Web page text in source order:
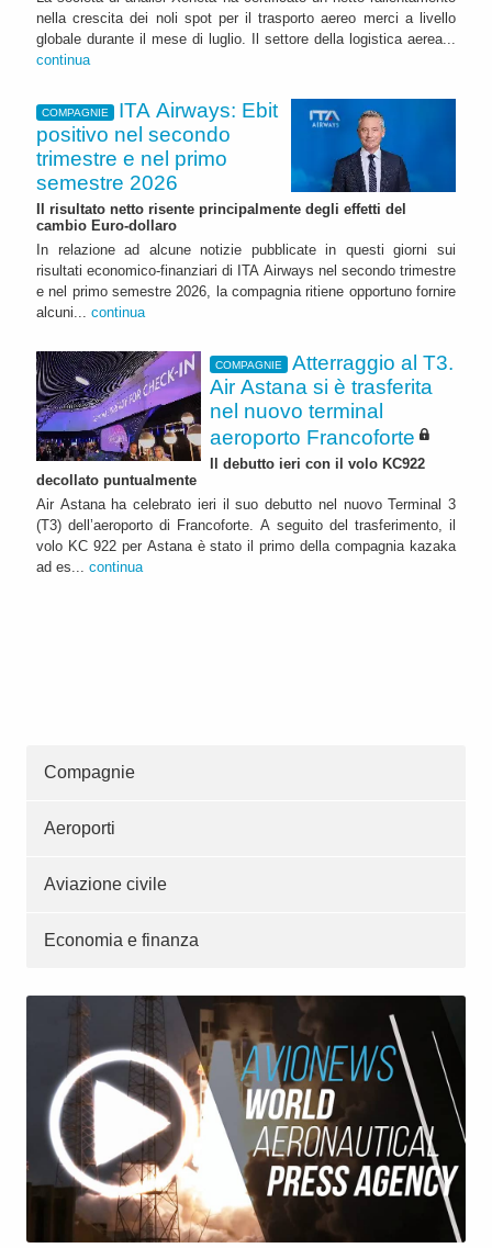
nella crescita dei noli spot per il trasporto aereo merci a livello
globale durante il mese di luglio. Il settore della logistica aerea...
continua
COMPAGNIE
ITA Airways: Ebit
positivo nel secondo
trimestre e nel primo
semestre 2026
Il risultato netto risente principalmente degli effetti del
cambio Euro-dollaro
In relazione ad alcune notizie pubblicate in questi giorni sui
risultati economico-finanziari di ITA Airways nel secondo trimestre
e nel primo semestre 2026, la compagnia ritiene opportuno fornire
alcuni... continua
COMPAGNIE
Atterraggio al T3.
Air Astana si è trasferita
nel nuovo terminal
aeroporto Francoforte
Il debutto ieri con il volo KC922
decollato puntualmente
Air Astana ha celebrato ieri il suo debutto nel nuovo Terminal 3
(T3) dell’aeroporto di Francoforte. A seguito del trasferimento, il
volo KC 922 per Astana è stato il primo della compagnia kazaka
ad es... continua
Compagnie
Aeroporti
Aviazione civile
Economia e finanza